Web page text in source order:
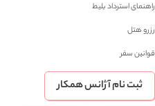
راهنمای استرداد بلیط
رزرو هتل
قوانین سفر
ثبت نام آژانس همکار